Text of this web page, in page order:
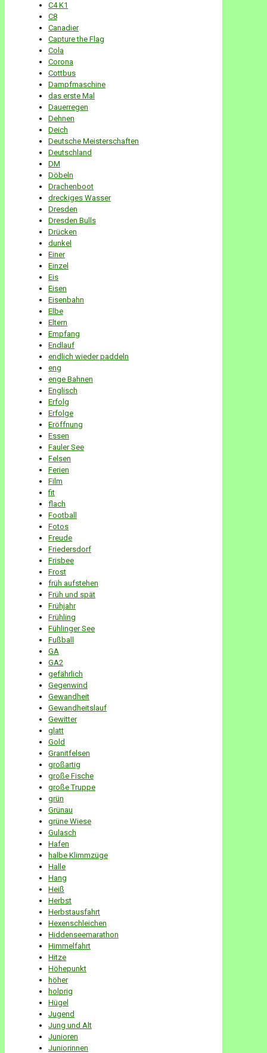
C4 K1
C8
Canadier
Capture the Flag
Cola
Corona
Cottbus
Dampfmaschine
das erste Mal
Dauerregen
Dehnen
Deich
Deutsche Meisterschaften
Deutschland
DM
Döbeln
Drachenboot
dreckiges Wasser
Dresden
Dresden Bulls
Drücken
dunkel
Einer
Einzel
Eis
Eisen
Eisenbahn
Elbe
Eltern
Empfang
Endlauf
endlich wieder paddeln
eng
enge Bahnen
Englisch
Erfolg
Erfolge
Eröffnung
Essen
Fauler See
Felsen
Ferien
Film
fit
flach
Football
Fotos
Freude
Friedersdorf
Frisbee
Frost
früh aufstehen
Früh und spät
Frühjahr
Frühling
Fühlinger See
Fußball
GA
GA2
gefährlich
Gegenwind
Gewandheit
Gewandheitslauf
Gewitter
glatt
Gold
Granitfelsen
großartig
große Fische
große Truppe
grün
Grünau
grüne Wiese
Gulasch
Hafen
halbe Klimmzüge
Halle
Hang
Heiß
Herbst
Herbstausfahrt
Hexenschleichen
Hiddenseemarathon
Himmelfahrt
Hitze
Höhepunkt
höher
holprig
Hügel
Jugend
Jung und Alt
Junioren
Juniorinnen